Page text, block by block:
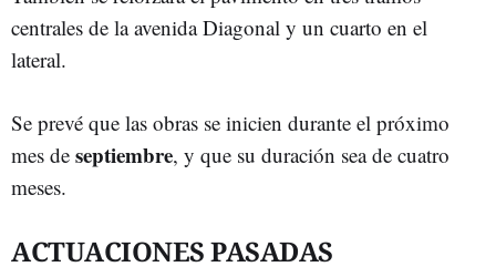
centrales de la avenida Diagonal y un cuarto en el
lateral.
Se prevé que las obras se inicien durante el próximo
mes de septiembre, y que su duración sea de cuatro
meses.
ACTUACIONES PASADAS